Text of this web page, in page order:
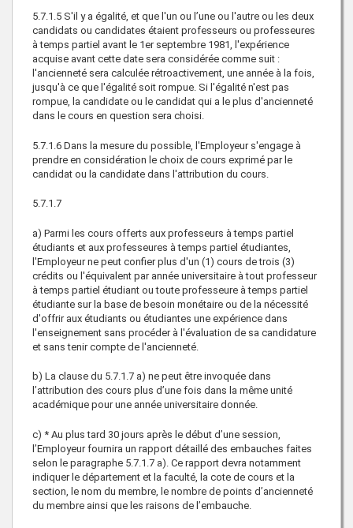
5.7.1.5 S'il y a égalité, et que l'un ou l’une ou l'autre ou les deux
candidats ou candidates étaient professeurs ou professeures
à temps partiel avant le 1er septembre 1981, l'expérience
acquise avant cette date sera considérée comme suit :
l'ancienneté sera calculée rétroactivement, une année à la fois,
jusqu'à ce que l'égalité soit rompue. Si l'égalité n'est pas
rompue, la candidate ou le candidat qui a le plus d'ancienneté
dans le cours en question sera choisi.
5.7.1.6 Dans la mesure du possible, l'Employeur s'engage à
prendre en considération le choix de cours exprimé par le
candidat ou la candidate dans l'attribution du cours.
5.7.1.7
a) Parmi les cours offerts aux professeurs à temps partiel
étudiants et aux professeures à temps partiel étudiantes,
l'Employeur ne peut confier plus d'un (1) cours de trois (3)
crédits ou l'équivalent par année universitaire à tout professeur
à temps partiel étudiant ou toute professeure à temps partiel
étudiante sur la base de besoin monétaire ou de la nécessité
d'offrir aux étudiants ou étudiantes une expérience dans
l'enseignement sans procéder à l'évaluation de sa candidature
et sans tenir compte de l'ancienneté.
b) La clause du 5.7.1.7 a) ne peut être invoquée dans
l’attribution des cours plus d’une fois dans la même unité
académique pour une année universitaire donnée.
c) * Au plus tard 30 jours après le début d’une session,
l’Employeur fournira un rapport détaillé des embauches faites
selon le paragraphe 5.7.1.7 a). Ce rapport devra notamment
indiquer le département et la faculté, la cote de cours et la
section, le nom du membre, le nombre de points d’ancienneté
du membre ainsi que les raisons de l’embauche.